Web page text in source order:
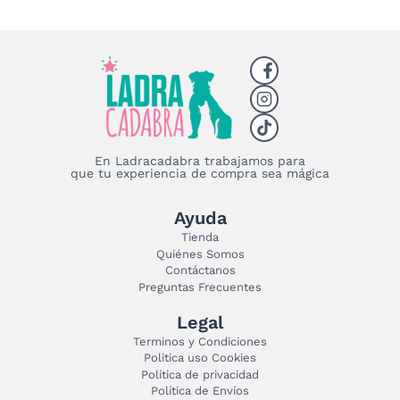
En Ladracadabra trabajamos para
que tu experiencia de compra sea mágica
Ayuda
Tienda
Quiénes Somos
Contáctanos
Preguntas Frecuentes
Legal
Terminos y Condiciones
Politica uso Cookies
Política de privacidad
Política de Envíos